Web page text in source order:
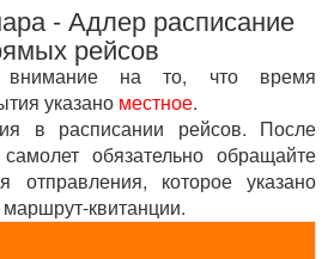
- Адлер расписание
рейсов
внимание на то, что время
указано местное.
в расписании рейсов. После
обязательно обращайте
которое указано
квитанции.